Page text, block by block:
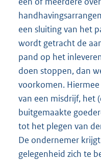
een sluiting van het
wordt getracht de
pand op het
doen stoppen, dan
voorkomen.
van een misdrijf, het
buitgemaakte
tot het plegen van
De ondernemer
gelegenheid zich te